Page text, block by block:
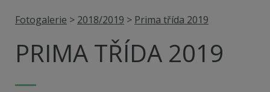
Fotogalerie > 2018/2019 > Prima třída 2019
PRIMA TŘÍDA 2019